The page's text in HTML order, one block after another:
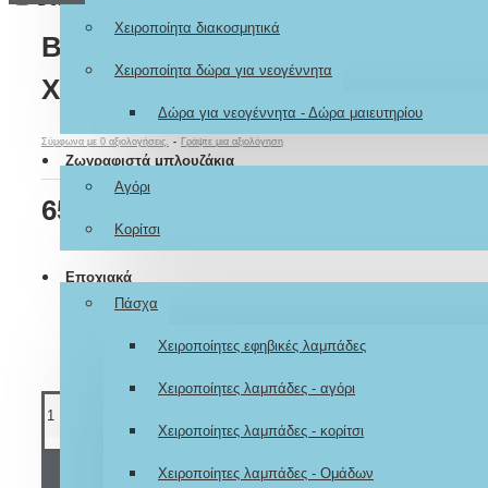
Χειροποίητα διακοσμητικά
Χειροποίητα δώρα για νεογέννητα
Δώρα για νεογέννητα - Δώρα μαιευτηρίου
Ζωγραφιστά μπλουζάκια
Αγόρι
Κορίτσι
Εποχιακά
Πάσχα
Χειροποίητες εφηβικές λαμπάδες
Χειροποίητες λαμπάδες - αγόρι
Χειροποίητες λαμπάδες - κορίτσι
Χειροποίητες λαμπάδες - Ομάδων
Βιβλίο Ευχών Βάπτισης
Χειροποίητο & Ζωγραφισμένο
Σύμφωνα με 0 αξιολογήσεις. - Γράψτε μια αξιολόγηση
65,00€
ΚΑΛΆΘΙ